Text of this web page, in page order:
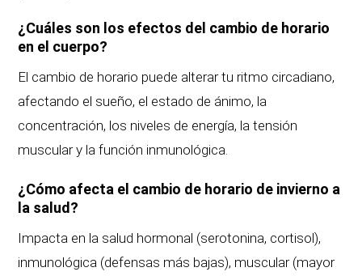
¿Cuáles son los efectos del cambio de horario
en el cuerpo?
El cambio de horario puede alterar tu ritmo circadiano,
afectando el sueño, el estado de ánimo, la
concentración, los niveles de energía, la tensión
muscular y la función inmunológica.
¿Cómo afecta el cambio de horario de invierno a
la salud?
Impacta en la salud hormonal (serotonina, cortisol),
inmunológica (defensas más bajas), muscular (mayor